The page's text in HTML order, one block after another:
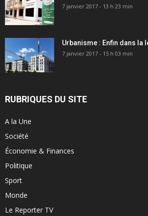
7 janvier 2017 - 13 h 23 min
Urbanisme : Enfin dans la
7 janvier 2017 - 15 h 03 min
RUBRIQUES DU SITE
A la Une
Société
Économie & Finances
Politique
Sport
Monde
Le Reporter TV